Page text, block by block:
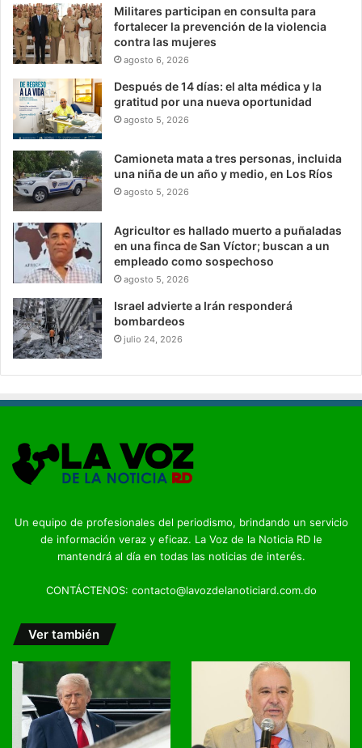
Militares participan en consulta para
fortalecer la prevención de la violencia
contra las mujeres
agosto 6, 2026
Después de 14 días: el alta médica y la
gratitud por una nueva oportunidad
agosto 5, 2026
Camioneta mata a tres personas, incluida
una niña de un año y medio, en Los Ríos
agosto 5, 2026
Agricultor es hallado muerto a puñaladas
en una finca de San Víctor; buscan a un
empleado como sospechoso
agosto 5, 2026
Israel advierte a Irán responderá
bombardeos
julio 24, 2026
Un equipo de profesionales del periodismo, brindando un servicio
de información veraz y eficaz. La Voz de la Noticia RD le
mantendrá al día en todas las noticias de interés.
CONTÁCTENOS: contacto@lavozdelanoticiard.com.do
Ver también